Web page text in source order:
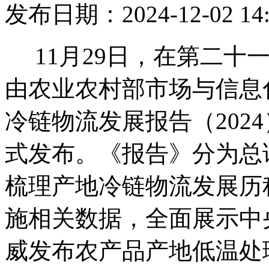
发布日期：2024-12-02
11月29日，在第二十
由农业农村部市场与信
冷链物流发展报告（
式发布。《报告》分为
梳理产地冷链物流发展
施相关数据，全面展示
威发布农产品产地低温